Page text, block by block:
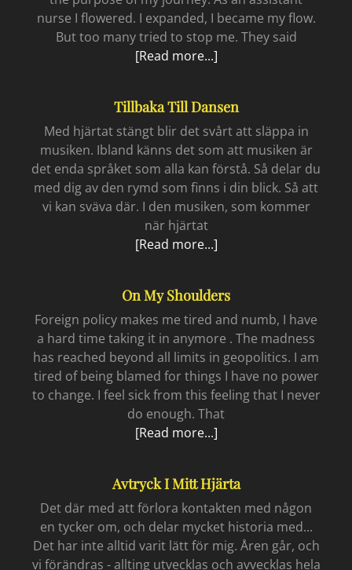
nurse I flowered. I expanded, I became my flow.
But too many tried to stop me. They said
[Read more...]I
caregiver
Tillbaka Till Dansen
Med hjärtat stängt blir det svårt att släppa in
musiken. Ibland känns det som att musiken är
det enda språket som alla kan förstå. Så delar du
med dig av den rymd som finns i din blick. Så att
vi kan sväva där. I den musiken, som kommer
när hjärtat
[Read more...]Tillbaka
On My Shoulders
Foreign policy makes me tired and numb, I have
a hard time taking it in anymore . The madness
has reached beyond all limits in geopolitics. I am
tired of being blamed for things I have no power
to change. I feel sick from this feeling that I never
do enough. That
[Read more...]On
Avtryck I Mitt Hjärta
Det där med att förlora kontakten med någon
en tycker om, och delar mycket historia med...
Det har inte alltid varit lätt för mig. Åren går, och
vi förändras - allting utvecklas och avvecklas hela